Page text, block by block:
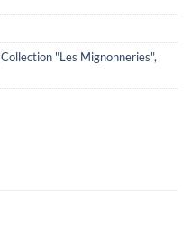
Collection "Les Mignonneries",